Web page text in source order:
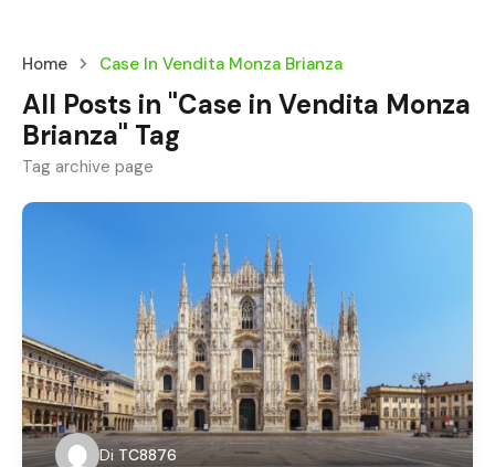
Home Case In Vendita Monza Brianza
All Posts in "Case in Vendita Monza
Brianza" Tag
Tag archive page
Di TC8876